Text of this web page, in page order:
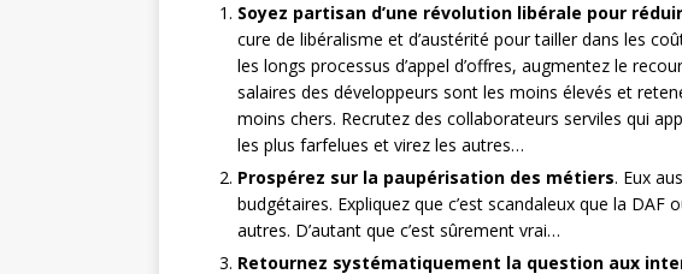
Soyez partisan d’une révolution libérale pour
cure de libéralisme et d’austérité pour tailler dans les
les longs processus d’appel d’offres, augmentez le
salaires des développeurs sont les moins élevés et
moins chers. Recrutez des collaborateurs serviles qui
les plus farfelues et virez les autres…
Prospérez sur la paupérisation des métiers. Eux
budgétaires. Expliquez que c’est scandaleux que la DAF
autres. D’autant que c’est sûrement vrai…
Retournez systématiquement la question aux